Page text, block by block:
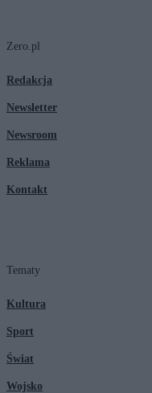
Zero.pl
Redakcja
Newsletter
Newsroom
Reklama
Kontakt
Tematy
Kultura
Sport
Świat
Wojsko